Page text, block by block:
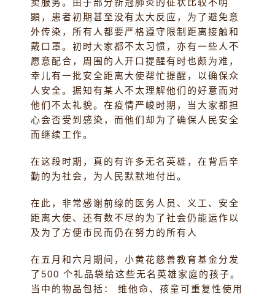
卖服务。由于部分新冠肺炎的征状比较不明
顕，患者初期甚至没有太大反应，为了避免意
外传染，所有人都要严格遵守限制距离接触和
戴口罩。初时大家都不太习惯，亦有一些人不
愿意配合，周围的人开口提醒有时也颇为难，
幸儿有一批安全距离大使帮忙提醒，以确保众
人安全。据知有某人不太理解他们的好意而对
他们不太礼貌。在疫情严峻时期，当大家都担
心会否受到感染，而他们却为了确保人民安全
而继续工作。
在这段时期，真的有许多无名英雄，在背后辛
勤的为社会，为人民默默地付出。
在此，非常感谢前缐的医务人员、义工、安全
距离大使、还有数不尽的为了社会仍能运作以
及为了方便市民而仍在努力的所有人
在五月和六月期间，小黄花慈善教育基金分发
了500 个礼品袋给这些无名英雄家庭的孩子。
当中的物品包括： 维他命、孩童可重复性使用